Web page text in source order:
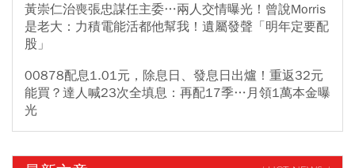
黃崇仁治喪張忠謀任主委…兩人交情曝光！曾說Morris
是老大：力積電能活都他幫我！遺屬發聲「明年定要配
股」
00878配息1.01元，除息日、發息日出爐！重返32元
能買？達人喊23次全填息：再配17季…月領1萬本金曝
光